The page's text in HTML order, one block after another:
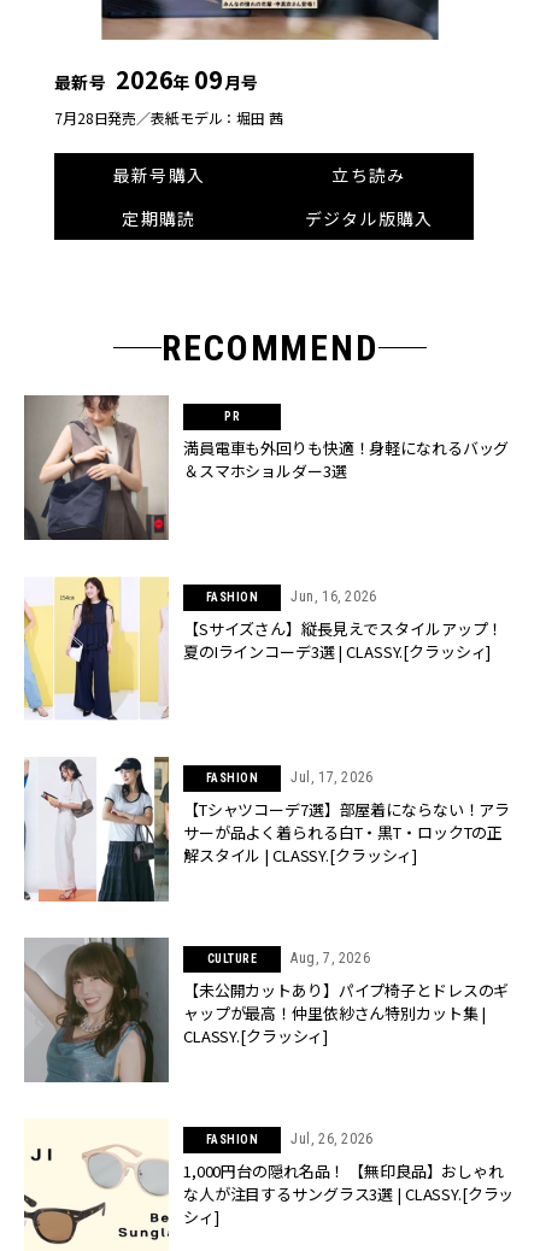
最新号 2026年 09月号
7月28日発売／表紙モデル：堀田 茜
最新号購入
立ち読み
定期購読
デジタル版購入
RECOMMEND
満員電車も外回りも快適！身軽になれるバッグ
＆スマホショルダー3選
FASHION Jun, 16, 2026
【Sサイズさん】縦長見えでスタイルアップ！
夏のIラインコーデ3選 | CLASSY.[クラッシィ]
FASHION Jul, 17, 2026
【Tシャツコーデ7選】部屋着にならない！アラ
サーが品よく着られる白T・黒T・ロックTの正
解スタイル | CLASSY.[クラッシィ]
CULTURE Aug, 7, 2026
【未公開カットあり】パイプ椅子とドレスのギ
ャップが最高！仲里依紗さん特別カット集 |
CLASSY.[クラッシィ]
FASHION Jul, 26, 2026
1,000円台の隠れ名品！ 【無印良品】おしゃれ
な人が注目するサングラス3選 | CLASSY.[クラッ
シィ]